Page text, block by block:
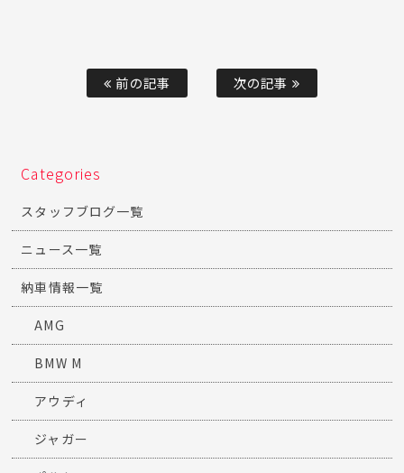
前の記事 次の記事
Categories
スタッフブログ一覧
ニュース一覧
納車情報一覧
AMG
BMW M
アウディ
ジャガー